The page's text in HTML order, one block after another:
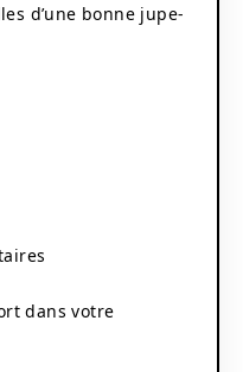
d’une bonne jupe-
dans votre